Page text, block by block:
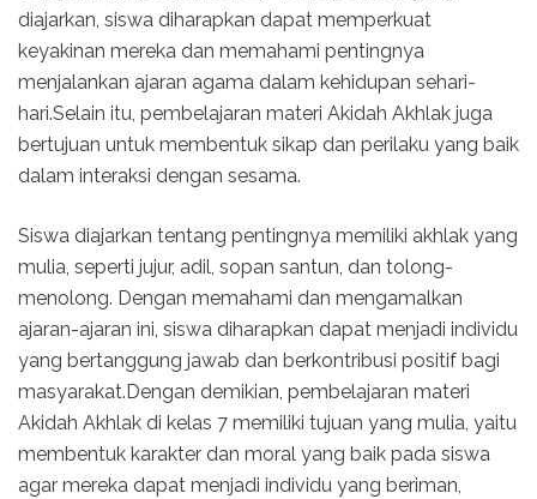
diajarkan, siswa diharapkan dapat memperkuat
keyakinan mereka dan memahami pentingnya
menjalankan ajaran agama dalam kehidupan sehari-
hari.Selain itu, pembelajaran materi Akidah Akhlak juga
bertujuan untuk membentuk sikap dan perilaku yang baik
dalam interaksi dengan sesama.
Siswa diajarkan tentang pentingnya memiliki akhlak yang
mulia, seperti jujur, adil, sopan santun, dan tolong-
menolong. Dengan memahami dan mengamalkan
ajaran-ajaran ini, siswa diharapkan dapat menjadi individu
yang bertanggung jawab dan berkontribusi positif bagi
masyarakat.Dengan demikian, pembelajaran materi
Akidah Akhlak di kelas 7 memiliki tujuan yang mulia, yaitu
membentuk karakter dan moral yang baik pada siswa
agar mereka dapat menjadi individu yang beriman,